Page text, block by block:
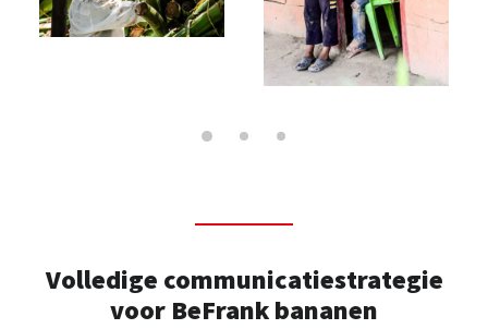
Volledige communicatiestrategie
voor BeFrank bananen